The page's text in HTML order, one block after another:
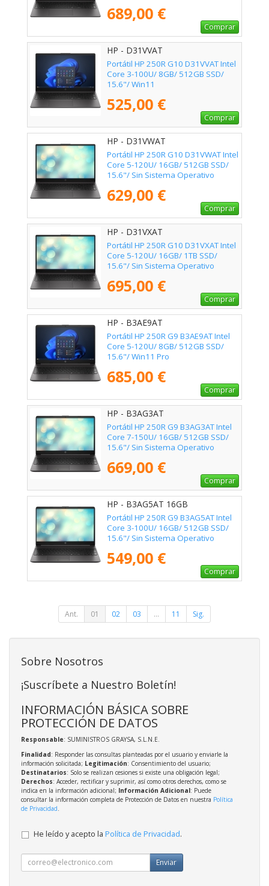
689,00 €
Comprar
HP - D31VVAT
Portátil HP 250R G10 D31VVAT Intel
Core 3-100U/ 8GB/ 512GB SSD/
15.6"/ Win11
525,00 €
Comprar
HP - D31VWAT
Portátil HP 250R G10 D31VWAT Intel
Core 5-120U/ 16GB/ 512GB SSD/
15.6"/ Sin Sistema Operativo
629,00 €
Comprar
HP - D31VXAT
Portátil HP 250R G10 D31VXAT Intel
Core 5-120U/ 16GB/ 1TB SSD/
15.6"/ Sin Sistema Operativo
695,00 €
Comprar
HP - B3AE9AT
Portátil HP 250R G9 B3AE9AT Intel
Core 5-120U/ 8GB/ 512GB SSD/
15.6"/ Win11 Pro
685,00 €
Comprar
HP - B3AG3AT
Portátil HP 250R G9 B3AG3AT Intel
Core 7-150U/ 16GB/ 512GB SSD/
15.6"/ Sin Sistema Operativo
669,00 €
Comprar
HP - B3AG5AT 16GB
Portátil HP 250R G9 B3AG5AT Intel
Core 3-100U/ 16GB/ 512GB SSD/
15.6"/ Sin Sistema Operativo
549,00 €
Comprar
Ant. 01 02 03 ... 11 Sig.
Sobre Nosotros
¡Suscríbete a Nuestro Boletín!
INFORMACIÓN BÁSICA SOBRE
PROTECCIÓN DE DATOS
Responsable: SUMINISTROS GRAYSA, S.L.N.E.
Finalidad: Responder las consultas planteadas por el usuario y enviarle la
información solicitada; Legitimación: Consentimiento del usuario;
Destinatarios: Solo se realizan cesiones si existe una obligación legal;
Derechos: Acceder, rectificar y suprimir, así como otros derechos, como se
indica en la información adicional; Información Adicional: Puede
consultar la información completa de Protección de Datos en nuestra Política
de Privacidad.
He leído y acepto la Política de Privacidad.
Enviar